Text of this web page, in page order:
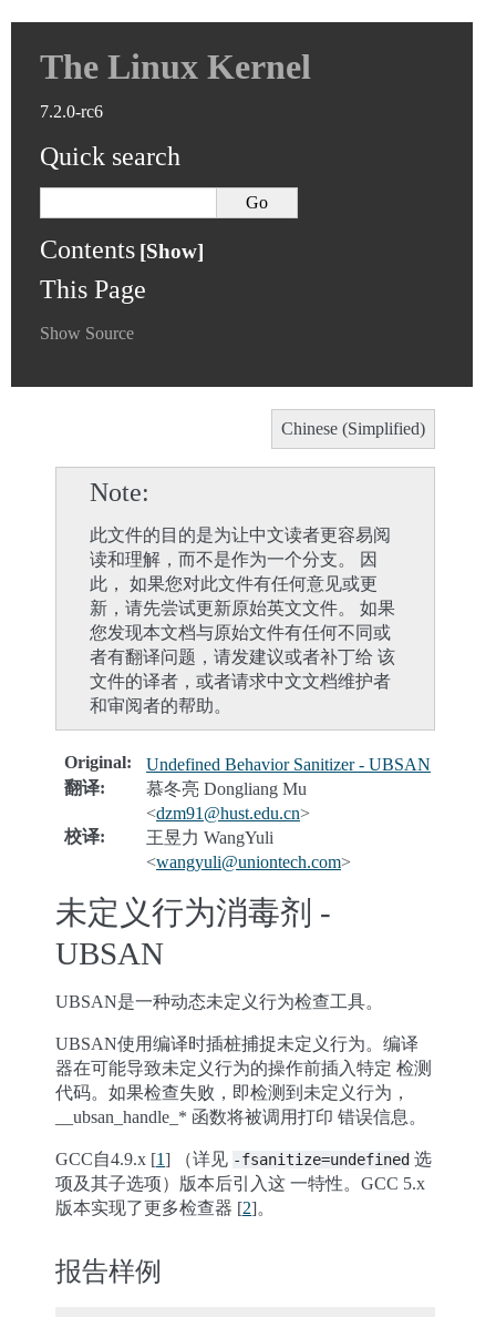
The Linux Kernel
7.2.0-rc6
Quick search
Contents
This Page
Show Source
Chinese (Simplified)
Note
此文件的目的是为让中文读者更容易阅
读和理解，而不是作为一个分支。 因
此， 如果您对此文件有任何意见或更
新，请先尝试更新原始英文文件。 如果
您发现本文档与原始文件有任何不同或
者有翻译问题，请发建议或者补丁给 该
文件的译者，或者请求中文文档维护者
和审阅者的帮助。
Original:
Undefined Behavior Sanitizer - UBSAN
翻译:
慕冬亮 Dongliang Mu
<dzm91 @hust.edu.cn>
校译:
王昱力 WangYuli
<wangyuli@uniontech.com>
未定义行为消毒剂 -
UBSAN
UBSAN是一种动态未定义行为检查工具。
UBSAN使用编译时插桩捕捉未定义行为。编译
器在可能导致未定义行为的操作前插入特定 检测
代码。如果检查失败，即检测到未定义行为，
__ubsan_handle_* 函数将被调用打印 错误信息。
GCC自4.9.x [1] （详见 -fsanitize=undefined 选
项及其子选项）版本后引入这 一特性。GCC 5.x
版本实现了更多检查器 [2]。
报告样例